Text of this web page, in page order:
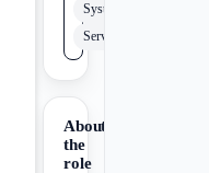
Systemlösungen
Services
About
the
role